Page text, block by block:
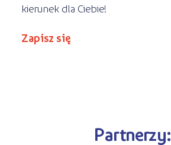
kierunek dla Ciebie!
Zapisz się
Partnerzy: